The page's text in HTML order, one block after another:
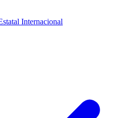
Internacional